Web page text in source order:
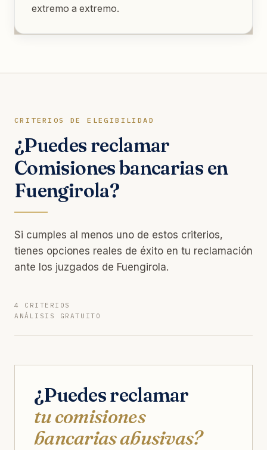
extremo a extremo.
CRITERIOS DE ELEGIBILIDAD
¿Puedes reclamar
Comisiones bancarias en
Fuengirola?
Si cumples al menos uno de estos criterios,
tienes opciones reales de éxito en tu reclamación
ante los juzgados de Fuengirola.
4 CRITERIOS
ANÁLISIS GRATUITO
¿Puedes reclamar
tu comisiones
bancarias abusivas?